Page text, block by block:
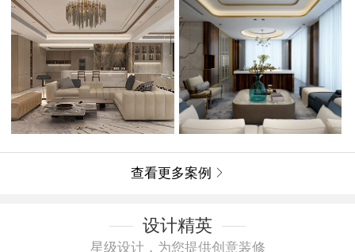
查看更多案例 
设计精英
星级设计，为您提供创意装修